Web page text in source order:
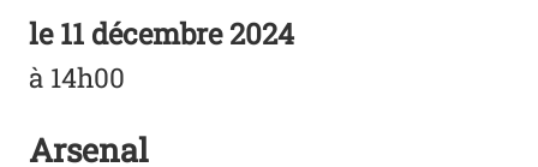
le11 décembre 2024
à 14h00
Arsenal